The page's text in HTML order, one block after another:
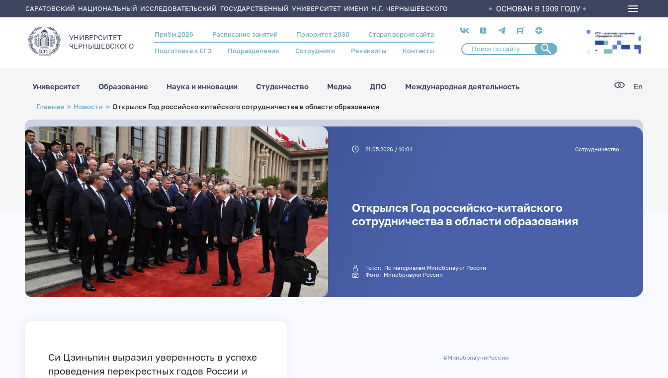
содержанию
САРАТОВСКИЙ НАЦИОНАЛЬНЫЙ ИССЛЕДОВАТЕЛЬСКИЙ ГОСУДАРСТВЕННЫЙ УНИВЕРСИТЕТ ИМЕНИ Н.Г. ЧЕРНЫШЕВСКОГО ОСНОВАН В 1909 ГОДУ
УНИВЕРСИТЕТ
ЧЕРНЫШЕВСКОГO
Header
menu
Приём 2026 Расписание занятий Приоритет 2030 Старая версия сайта
Подготовка к ЕГЭ Подразделения Сотрудники Реквизиты Контакты
Социальные
сети
Университет Образование Наука и инновации Студенчество Медиа ДПО Международная деятельность En
Строка
навигации
Главная Новости Открылся Год российско-китайского сотрудничества в области образования
21.05.2026 / 16:04 Сотрудничество
Открылся Год российско-китайского
сотрудничества в области образования
Текст: По материалам Минобрнауки России
Фото: Минобрнауки России
Си Цзиньпин выразил уверенность в успехе
проведения перекрестных годов России и
#МинобрнаукиРоссии